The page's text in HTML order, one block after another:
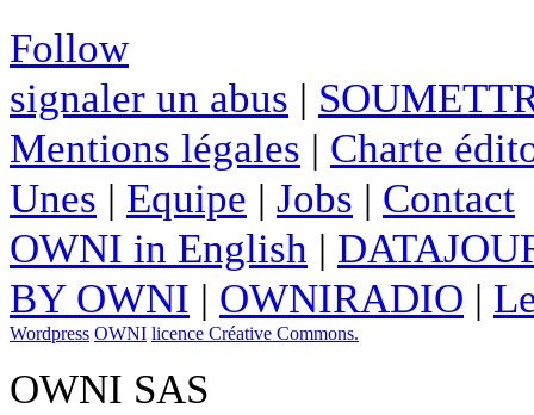
Follow
signaler un abus |
Mentions légales | Charte
Unes | Equipe | Jobs | Contact
OWNI in English |
BY OWNI | OWNIRADIO |
Wordpress OWNI licence Créative Commons.
OWNI SAS